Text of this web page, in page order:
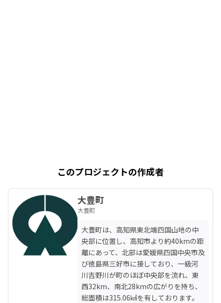
このプロジェクトの作成者
大豊町
大豊町
大豊町は、高知県東北端四国山地の中
央部に位置し、高知市より約40kmの距
離にあって、北部は愛媛県四国中央市及
び徳島県三好市に接しており、一級河
川吉野川が町のほぼ中央部を流れ、東
西32km、南北28kmの広がりを持ち、
総面積は315.06㎢を有しております。